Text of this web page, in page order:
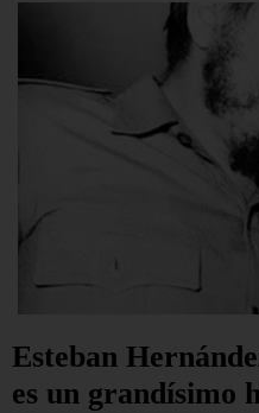
Esteban
es un grandísimo